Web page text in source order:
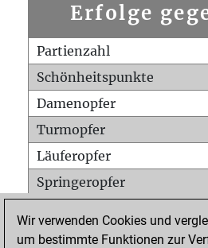
Erfolge
Partienzahl
Schönheitspunkte
Damenopfer
Turmopfer
Läuferopfer
Springeropfer
Matt auf vollem Brett
Wir verwenden Cookies und
um bestimmte Funktionen zur